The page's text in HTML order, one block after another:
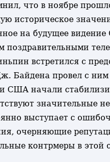
что в ноябре
историческое
на будущее
встретился с
Байдена провел с ним
начали
значительные
выступает с
очерняющие
контрмеры в этой